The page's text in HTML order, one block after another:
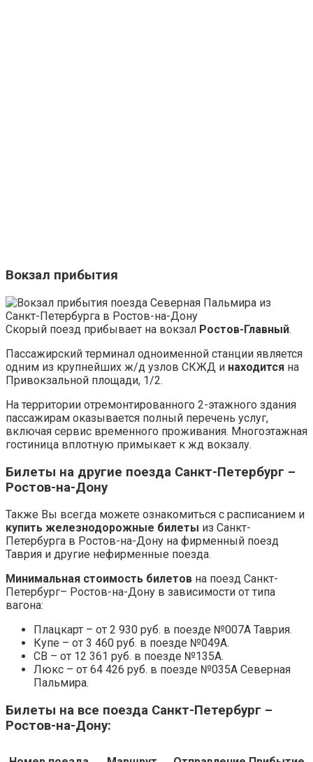
Вокзал прибытия
Скорый поезд прибывает на вокзал Ростов-Главный.
Пассажирский терминал одноименной станции является
одним из крупнейших ж/д узлов СКЖД и находится на
Привокзальной площади, 1/2.
На территории отремонтированного 2-этажного здания
пассажирам оказывается полный перечень услуг,
включая сервис временного проживания. Многоэтажная
гостиница вплотную примыкает к жд вокзалу.
Билеты на другие поезда Санкт-Петербург –
Ростов-на-Дону
Также Вы всегда можете ознакомиться с расписанием и
купить железнодорожные билеты из Санкт-
Петербурга в Ростов-на-Дону на фирменный поезд
Таврия и другие нефирменные поезда.
Минимальная стоимость билетов на поезд Санкт-
Петербург– Ростов-на-Дону в зависимости от типа
вагона:
Плацкарт – от 2 930 руб. в поезде №007А Таврия.
Купе – от 3 460 руб. в поезде №049А.
СВ – от 12 361 руб. в поезде №135А.
Люкс – от 64 426 руб. в поезде №035А Северная
Пальмира.
Билеты на все поезда Санкт-Петербург –
Ростов-на-Дону: